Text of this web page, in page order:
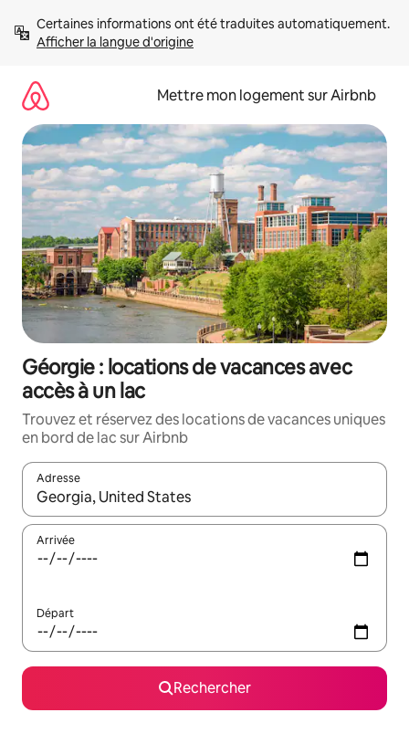
directement
Afficher la langue d'origine
Mettre mon logement sur Airbnb
Géorgie : locations de vacances avec
accès à un lac
Trouvez et réservez des locations de vacances uniques
en bord de lac sur Airbnb
Adresse
Lorsque les résultats s'affichent, utilisez les flèches vers le
Arrivée
Départ
Rechercher